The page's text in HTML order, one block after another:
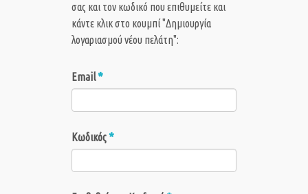
σας και τον κωδικό που επιθυμείτε και
κάντε κλικ στο κουμπί "Δημιουργία
λογαριασμού νέου πελάτη":
Email*
Κωδικός*